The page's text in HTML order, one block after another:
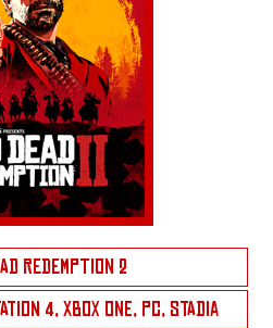
REDEMPTION 2
4, XBOX ONE, PC, STADIA